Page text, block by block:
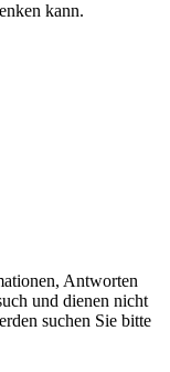
kann.
Antworten
und dienen nicht
suchen Sie bitte